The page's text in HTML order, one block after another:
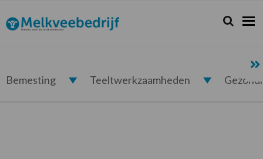
de
hoofdnavigatie
de
hoofd
de
eerste
de
voettekst
Melkveebedrijf.nl Zoeken...
Zoek
Bemesting Teeltwerkzaamheden